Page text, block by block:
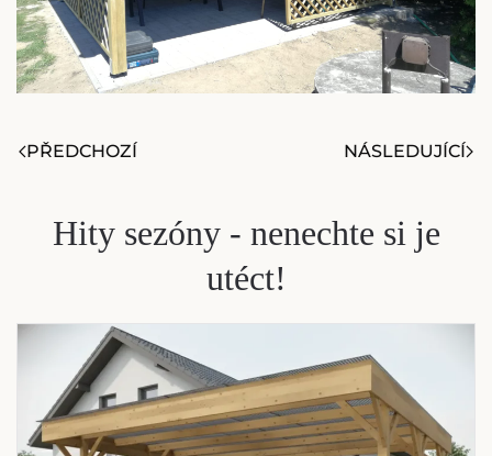
PŘEDCHOZÍ NÁSLEDUJÍCÍ
Hity sezóny - nenechte si je
utéct!